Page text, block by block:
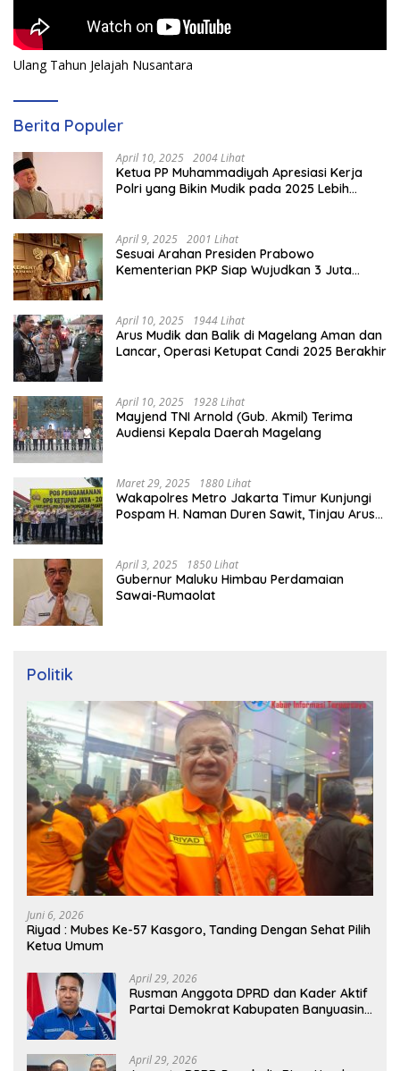
Ulang Tahun Jelajah Nusantara
Berita Populer
April 10, 2025 2004 Lihat
Ketua PP Muhammadiyah Apresiasi Kerja
Polri yang Bikin Mudik pada 2025 Lebih
April 9, 2025 2001 Lihat
Sesuai Arahan Presiden Prabowo
Kementerian PKP Siap Wujudkan 3 Juta
April 10, 2025 1944 Lihat
Arus Mudik dan Balik di Magelang Aman dan
Lancar, Operasi Ketupat Candi 2025 Berakhir
April 10, 2025 1928 Lihat
Mayjend TNI Arnold (Gub. Akmil) Terima
Audiensi Kepala Daerah Magelang
Maret 29, 2025 1880 Lihat
Wakapolres Metro Jakarta Timur Kunjungi
Pospam H. Naman Duren Sawit, Tinjau Arus
April 3, 2025 1850 Lihat
Gubernur Maluku Himbau Perdamaian
Sawai-Rumaolat
Politik
Juni 6, 2026
Riyad : Mubes Ke-57 Kasgoro, Tanding Dengan Sehat Pilih
Ketua Umum
April 29, 2026
Rusman Anggota DPRD dan Kader Aktif
Partai Demokrat Kabupaten Banyuasin
April 29, 2026